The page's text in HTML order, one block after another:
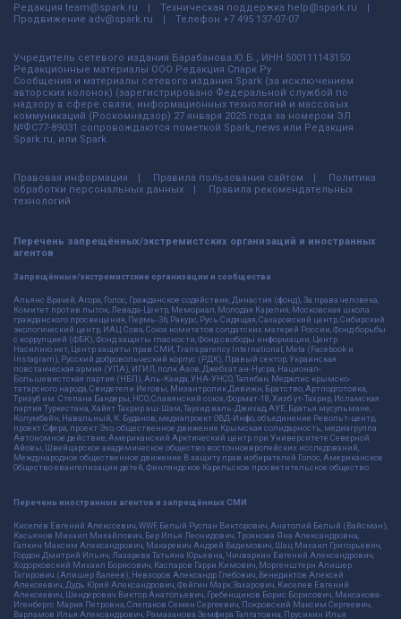
Редакция team@spark.ru Техническая поддержка help@spark.ru
Продвижение adv@spark.ru Телефон +7 495 137-07-07
Учредитель сетевого издания Барабанова.Ю.Б., ИНН 500111143150
Редакционные материалы ООО Редакция Спарк Ру
Сообщения и материалы сетевого издания Spark (за исключением
авторских колонок) (зарегистрировано Федеральной службой по
надзору в сфере связи, информационных технологий и массовых
коммуникаций (Роскомнадзор) 27 января 2025 года за номером ЭЛ
№ФС77-89031 сопровождаются пометкой Spark_news или Редакция
Spark.ru, или Spark.
Правовая информация Правила пользования сайтом
Политика
обработки персональных данных
Правила рекомендательных
технологий
Перечень запрещённых/экстремистских организаций и иностранных
агентов
Запрещённые/экстремистские организации и сообщества
Альянс Врачей, Агора, Голос, Гражданское содействие, Династия (фонд), За права человека,
Комитет против пыток, Левада-Центр, Мемориал, Молодая Карелия, Московская школа
гражданского просвещения, Пермь-36, Ракурс, Русь Сидящая, Сахаровский центр, Сибирский
экологический центр, ИАЦ Сова, Союз комитетов солдатских матерей России, Фонд борьбы
с коррупцией (ФБК), Фонд защиты гласности, Фонд свободы информации, Центр
Насилию.нет, Центр защиты прав СМИ, Transparency International, Meta (Facebook и
Instagram), Русский добровольческий корпус (РДК), Правый сектор, Украинская
повстанческая армия (УПА), ИГИЛ, полк Азов, Джебхат ан-Нусра, Национал-
Большевистская партия (НБП), Аль-Каида, УНА-УНСО, Талибан, Меджлис крымско-
татарского народа, Свидетели Иеговы, Мизантропик Дивижн, Братство, Артподготовка,
Тризуб им. Степана Бандеры, НСО, Славянский союз, Формат-18, Хизб ут-Тахрир, Исламская
партия Туркестана, Хайят Тахрир аш-Шам, Таухид валь-Джихад, АУЕ, Братья мусульмане,
Колумбайн, Навальный, К. Буданов, медиапроект ОВД-Инфо, объединение Револьт-центр,
проект Сфера, проект Эхо, общественное движение Крымская солидарность, медиагруппа
Автономное действие, Американский Арктический центр при Университете Северной
Айовы, Швейцарское академическое общество восточноевропейских исследований,
Международное общественное движение В защиту прав избирателей Голос, Американское
Общество евангелизации детей, Финляндское Карельское просветительское общество.
Перечень иностранных агентов и запрещённых СМИ
Киселёв Евгений Алекссевич, WWF, Белый Руслан Викторович, Анатолий Белый (Вайсман),
Касьянов Михаил Михайлович, Бер Илья Леонидович, Троянова Яна Александровна,
Галкин Максим Александрович, Макаревич Андрей Вадимович, Шац Михаил Григорьевич,
Гордон Дмитрий Ильич, Лазарева Татьяна Юрьевна, Чичваркин Евгений Александрович,
Ходорковский Михаил Борисович, Каспаров Гарри Кимович, Моргенштерн Алишер
Тагирович (Алишер Валеев), Невзоров Александр Глебович, Венедиктов Алексей
Алексеевич, Дудь Юрий Александрович, Фейгин Марк Захарович, Киселев Евгений
Алексеевич, Шендерович Виктор Анатольевич, Гребенщиков Борис Борисович, Максакова-
Игенбергс Мария Петровна, Слепаков Семен Сергеевич, Покровский Максим Сергеевич,
Варламов Илья Александрович, Рамазанова Земфира Талгатовна, Прусикин Илья